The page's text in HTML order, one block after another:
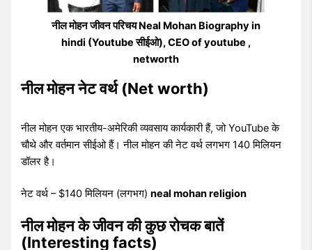
नील मोहन जीवन परिचय Neal Mohan Biography in
hindi (Youtube सीईओ), CEO of youtube ,
networth
नील मोहन नेट वर्थ (Net worth)
नील मोहन एक भारतीय-अमेरिकी व्यवसाय कार्यकारी हैं, जो YouTube के
चौथे और वर्तमान सीईओ हैं। नील मोहन की नेट वर्थ लगभग 140 मिलियन
डॉलर है।
नेट वर्थ – $140 मिलियन (लगभग)neal mohan religion
नील मोहन के जीवन की कुछ रोचक बातें
(Interesting facts)